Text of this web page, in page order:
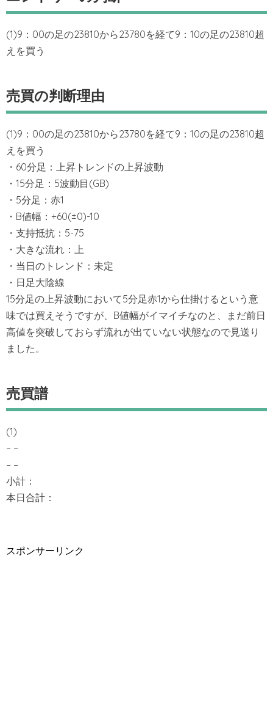
(1)9：00の足の23810から23780を経て9：10の足の23810超
えを買う
売買の判断理由
(1)9：00の足の23810から23780を経て9：10の足の23810超
えを買う
・60分足：上昇トレンドの上昇波動
・15分足：5波動目(GB)
・5分足：赤1
・B値幅：+60(±0)-10
・支持抵抗：5-75
・大きな流れ：上
・当日のトレンド：未定
・日足大陰線
15分足の上昇波動において5分足赤1から仕掛けるという意
味では買えそうですが、B値幅がイマイチなのと、まだ前日
高値を突破しておらず流れが出ていない状態なので見送り
ました。
売買譜
(1)
– –
– –
小計：
本日合計：
スポンサーリンク